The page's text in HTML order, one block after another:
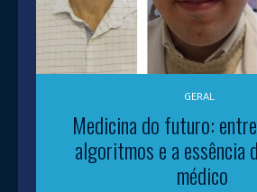
GERAL
Medicina do futuro:
algoritmos e a essência
médico